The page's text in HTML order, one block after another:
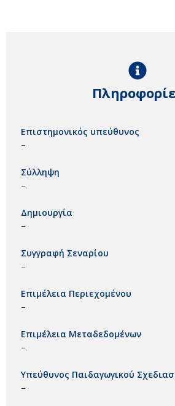
Επιστημονικός υπεύθυνος
–
Σύλληψη
–
Δημιουργία
–
Συγγραφή Σεναρίου
–
Επιμέλεια Περιεχομένου
–
Επιμέλεια Μεταδεδομένων
–
Υπεύθυνος Παιδαγωγικού
–